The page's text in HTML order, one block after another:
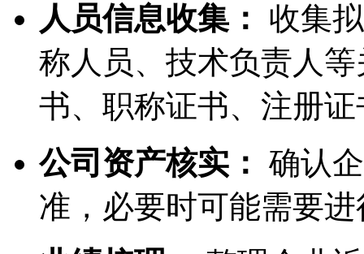
人员信息收集：
收集
称人员、技术负责人
书、职称证书、注册
公司资产核实： 确认
准，必要时可能需要